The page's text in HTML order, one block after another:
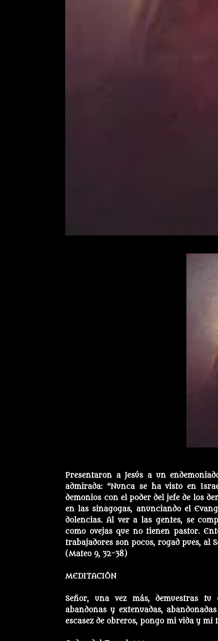
Presentaron a Jesús a un
admirada: “Nunca se ha visto en
demonios con el poder del jefe de los
en las sinagogas, anunciando el
dolencias. Al ver a las gentes, se
como ovejas que no tienen pastor.
trabajadores son pocos, rogad pues, al
(Mateo 9, 32-38)
MEDITACIÓN
Señor, una vez más, demuestras tu
abandonas y extenuadas,
escasez de obreros, pongo mi vida y